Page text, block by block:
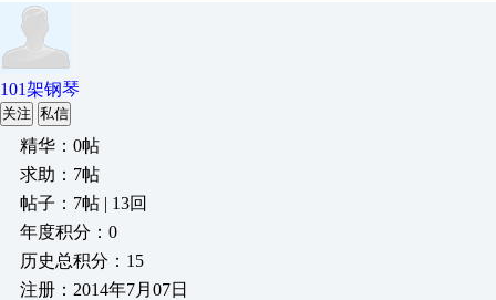
101架钢琴
关注 私信
精华：0帖
求助：7帖
帖子：7帖 | 13回
年度积分：0
历史总积分：15
注册：2014年7月07日